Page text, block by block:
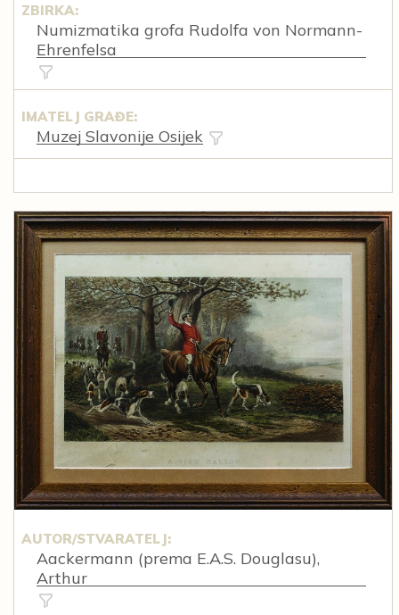
ZBIRKA:
Numizmatika grofa Rudolfa von Normann-
Ehrenfelsa
IMATELJ GRAĐE:
Muzej Slavonije Osijek
AUTOR/STVARATELJ:
Aackermann (prema E.A.S. Douglasu),
Arthur